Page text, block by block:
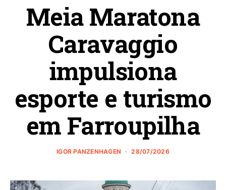
Meia Maratona
Caravaggio
impulsiona
esporte e turismo
em Farroupilha
IGOR PANZENHAGEN 28/07/2026